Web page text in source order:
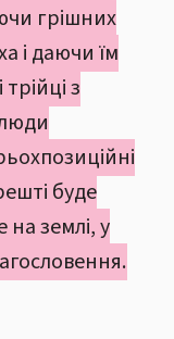
грішних
і даючи їм
з
буде
землі, у